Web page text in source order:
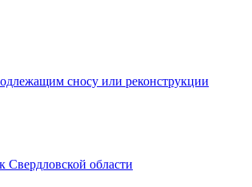
сносу или реконструкции
Свердловской области